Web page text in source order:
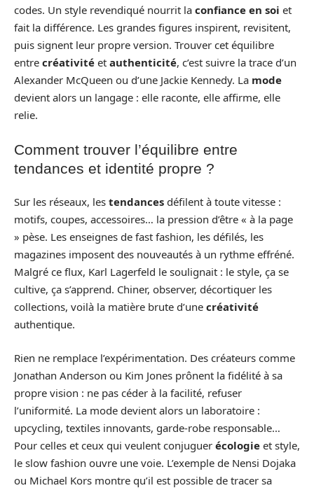
codes. Un style revendiqué nourrit la confiance en soi et
fait la différence. Les grandes figures inspirent, revisitent,
puis signent leur propre version. Trouver cet équilibre
entre créativité et authenticité, c’est suivre la trace d’un
Alexander McQueen ou d’une Jackie Kennedy. La mode
devient alors un langage : elle raconte, elle affirme, elle
relie.
Comment trouver l’équilibre entre
tendances et identité propre ?
Sur les réseaux, les tendances défilent à toute vitesse :
motifs, coupes, accessoires… la pression d’être « à la page
» pèse. Les enseignes de fast fashion, les défilés, les
magazines imposent des nouveautés à un rythme effréné.
Malgré ce flux, Karl Lagerfeld le soulignait : le style, ça se
cultive, ça s’apprend. Chiner, observer, décortiquer les
collections, voilà la matière brute d’une créativité
authentique.
Rien ne remplace l’expérimentation. Des créateurs comme
Jonathan Anderson ou Kim Jones prônent la fidélité à sa
propre vision : ne pas céder à la facilité, refuser
l’uniformité. La mode devient alors un laboratoire :
upcycling, textiles innovants, garde-robe responsable…
Pour celles et ceux qui veulent conjuguer écologie et style,
le slow fashion ouvre une voie. L’exemple de Nensi Dojaka
ou Michael Kors montre qu’il est possible de tracer sa